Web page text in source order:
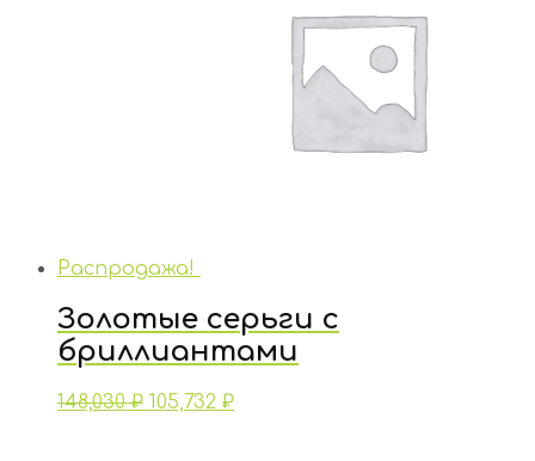
Распродажа!
Золотые серьги с
бриллиантами
148,030₽ 105,732 ₽